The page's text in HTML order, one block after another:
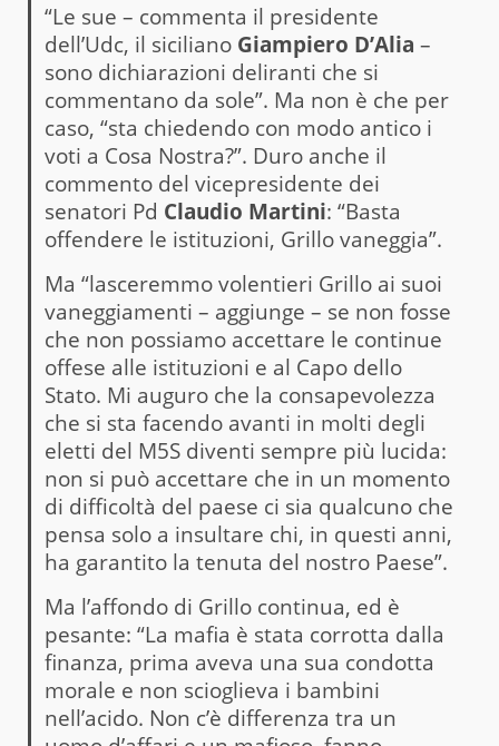
“Le sue – commenta il presidente
dell’Udc, il siciliano Giampiero D’Alia –
sono dichiarazioni deliranti che si
commentano da sole”. Ma non è che per
caso, “sta chiedendo con modo antico i
voti a Cosa Nostra?”. Duro anche il
commento del vicepresidente dei
senatori Pd Claudio Martini: “Basta
offendere le istituzioni, Grillo vaneggia”.
Ma “lasceremmo volentieri Grillo ai suoi
vaneggiamenti – aggiunge – se non fosse
che non possiamo accettare le continue
offese alle istituzioni e al Capo dello
Stato. Mi auguro che la consapevolezza
che si sta facendo avanti in molti degli
eletti del M5S diventi sempre più lucida:
non si può accettare che in un momento
di difficoltà del paese ci sia qualcuno che
pensa solo a insultare chi, in questi anni,
ha garantito la tenuta del nostro Paese”.
Ma l’affondo di Grillo continua, ed è
pesante: “La mafia è stata corrotta dalla
finanza, prima aveva una sua condotta
morale e non scioglieva i bambini
nell’acido. Non c’è differenza tra un